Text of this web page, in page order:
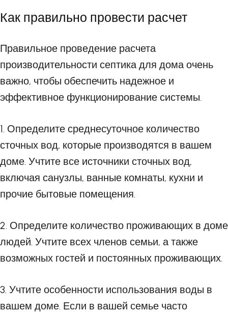
Как правильно провести расчет
Правильное проведение расчета
производительности септика для дома очень
важно, чтобы обеспечить надежное и
эффективное функционирование системы.
1. Определите среднесуточное количество
сточных вод, которые производятся в вашем
доме. Учтите все источники сточных вод,
включая санузлы, ванные комнаты, кухни и
прочие бытовые помещения.
2. Определите количество проживающих в доме
людей. Учтите всех членов семьи, а также
возможных гостей и постоянных проживающих.
3. Учтите особенности использования воды в
вашем доме. Если в вашей семье часто